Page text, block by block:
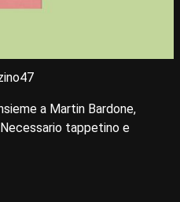
a Martin Bardone,
tappetino e